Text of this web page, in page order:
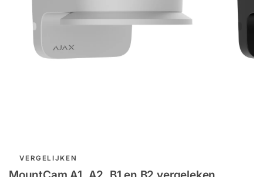
VERGELIJKEN